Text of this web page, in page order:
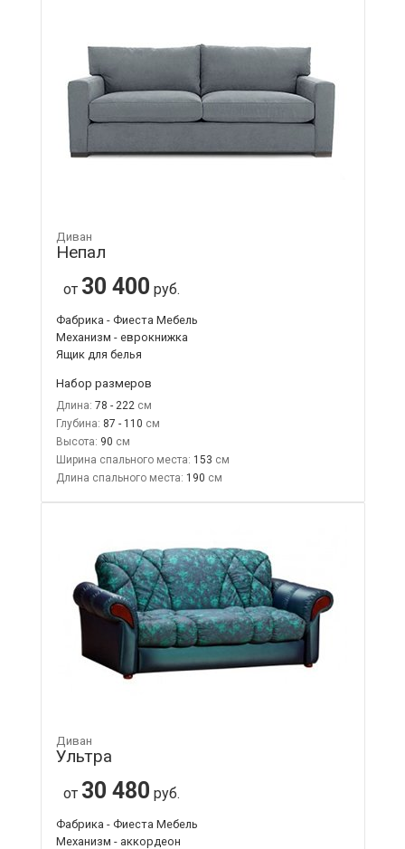
Диван
Непал
от 30 400 руб.
Фабрика - Фиеста Мебель
Механизм - еврокнижка
Ящик для белья
Набор размеров
Длина: 78 - 222
Глубина: 87 - 110
Высота: 90
Ширина спального места: 153
Длина спального места: 190
Диван
Ультра
от 30 480 руб.
Фабрика - Фиеста Мебель
Механизм - аккордеон